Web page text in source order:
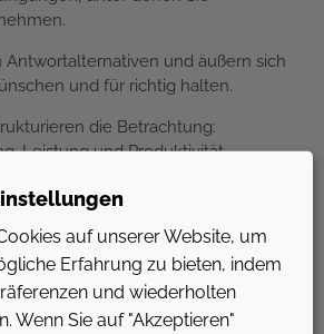
Antwortalternativen und äußern sich
und für richtig halten.
die Betrachtung:
Leistung und Produktivität,
die langfristige Entwicklung Ihrer
Perspektiven befassen Sie sich mit
Führung – darunter emotionale
Verbundenheit,
Life-Balance, soziale Unterstützung
auf unserer Website, um
Erfahrung zu bieten, indem
und wiederholten
Wenn Sie auf "Akzeptieren"